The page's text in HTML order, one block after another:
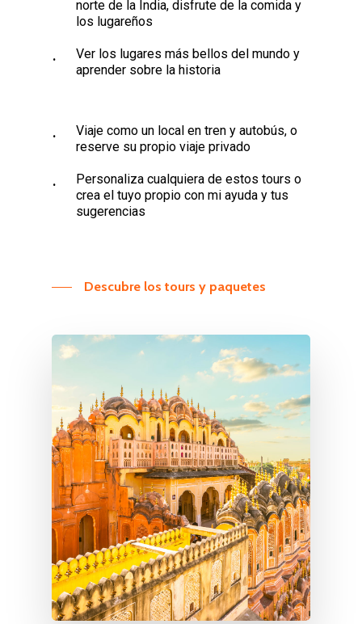
norte de la India, disfrute de la comida y
los lugareños
Ver los lugares más bellos del mundo y
aprender sobre la historia
Viaje como un local en tren y autobús, o
reserve su propio viaje privado
Personaliza cualquiera de estos tours o
crea el tuyo propio con mi ayuda y tus
sugerencias
Descubre los tours y paquetes